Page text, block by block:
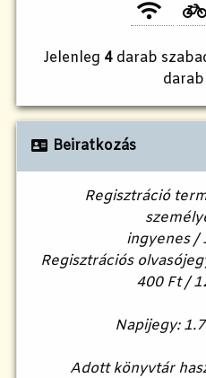
Jelenleg 4 darab
Beiratkozás
Regisztráció
ingyenes /
Regisztrációs
400 Ft /
Napijegy:
Adott könyvtár